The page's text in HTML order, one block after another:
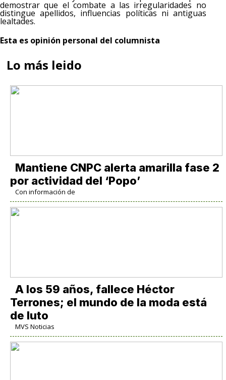
demostrar que el combate a las irregularidades no
distingue apellidos, influencias políticas ni antiguas
lealtades.
Esta es opinión personal del columnista
Lo más leido
Mantiene CNPC alerta amarilla fase 2
por actividad del ‘Popo’
Con información de
A los 59 años, fallece Héctor
Terrones; el mundo de la moda está
de luto
MVS Noticias